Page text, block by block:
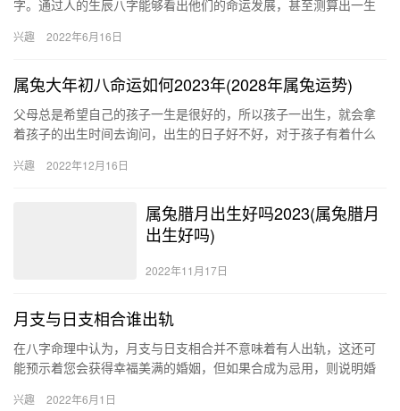
字。通过人的生辰八字能够看出他们的命运发展，甚至测算出一生
巨富、大…
兴趣 2022年6月16日
属兔大年初八命运如何2023年(2028年属兔运势)
父母总是希望自己的孩子一生是很好的，所以孩子一出生，就会拿
着孩子的出生时间去询问，出生的日子好不好，对于孩子有着什么
运…
兴趣 2022年12月16日
属兔腊月出生好吗2023(属兔腊月
出生好吗)
2022年11月17日
月支与日支相合谁出轨
在八字命理中认为，月支与日支相合并不意味着有人出轨，这还可
能预示着您会获得幸福美满的婚姻，但如果合成为忌用，则说明婚
婚姻…
兴趣 2022年6月1日